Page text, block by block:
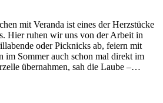
mit Veranda ist eines der Herzstücke
Hier ruhen wir uns von der Arbeit in
oder Picknicks ab, feiern mit
im Sommer auch schon mal direkt im
übernahmen, sah die Laube –…